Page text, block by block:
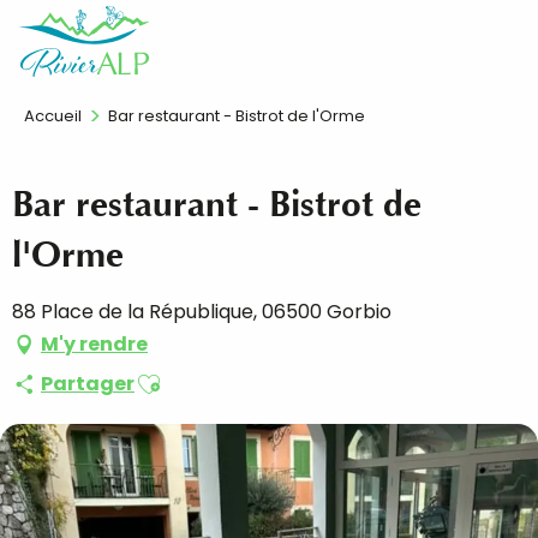
contenu
FR
Accueil Bar restaurant - Bistrot de l'Orme
Bar restaurant - Bistrot de
l'Orme
88 Place de la République, 06500 Gorbio
M'y rendre
PartagerAjouter aux favoris